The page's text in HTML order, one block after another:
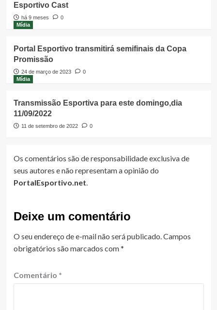
Esportivo Cast
há 9 meses
0
Mídia
Portal Esportivo transmitirá semifinais da Copa
Promissão
24 de março de 2023
0
Mídia
Transmissão Esportiva para este domingo,dia
11/09/2022
11 de setembro de 2022 0
Os comentários são de responsabilidade exclusiva de
seus autores e não representam a opinião do
PortalEsportivo.net.
Deixe um comentário
O seu endereço de e-mail não será publicado.Campos
obrigatórios são marcados com*
Comentário *